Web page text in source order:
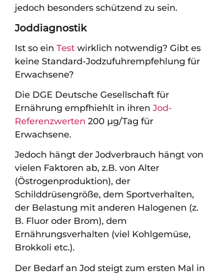
jedoch besonders schützend zu sein.
Joddiagnostik
Ist so ein Test wirklich notwendig? Gibt es
keine Standard-Jodzufuhrempfehlung für
Erwachsene?
Die DGE Deutsche Gesellschaft für
Ernährung empfhiehlt in ihren Jod-
Referenzwerten 200 µg/Tag für
Erwachsene.
Jedoch hängt der Jodverbrauch hängt von
vielen Faktoren ab, z.B. von Alter
(Östrogenproduktion), der
Schilddrüsengröße, dem Sportverhalten,
der Belastung mit anderen Halogenen (z.
B. Fluor oder Brom), dem
Ernährungsverhalten (viel Kohlgemüse,
Brokkoli etc.).
Der Bedarf an Jod steigt zum ersten Mal in